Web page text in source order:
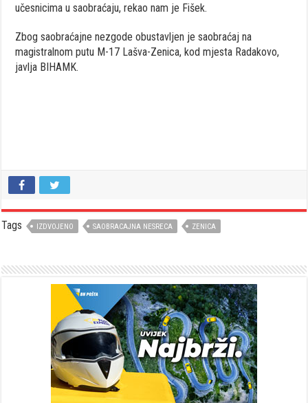
učesnicima u saobraćaju, rekao nam je Fišek.
Zbog saobraćajne nezgode obustavljen je saobraćaj na
magistralnom putu M-17 Lašva-Zenica, kod mjesta Radakovo,
javlja BIHAMK.
Tags IZDVOJENO SAOBRACAJNA NESRECA ZENICA